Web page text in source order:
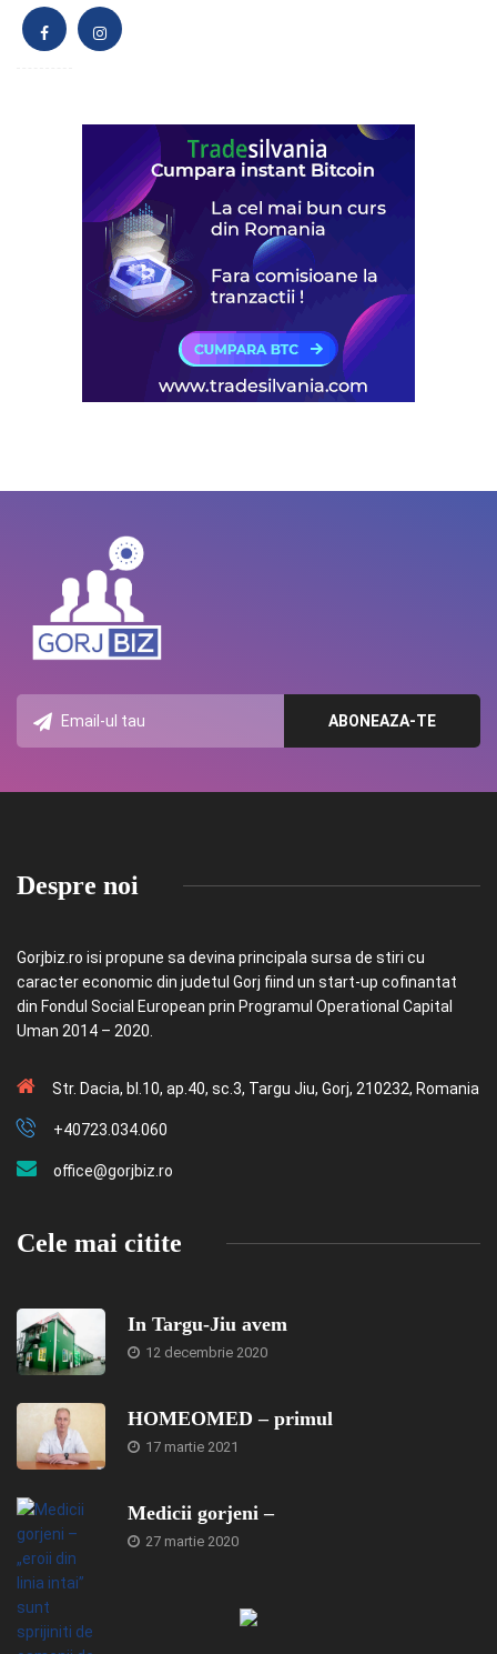
Despre noi
Gorjbiz.ro isi propune sa devina principala sursa de stiri cu
caracter economic din judetul Gorj fiind un start-up cofinantat
din Fondul Social European prin Programul Operational Capital
Uman 2014 – 2020.
Str. Dacia, bl.10, ap.40, sc.3, Targu Jiu, Gorj, 210232, Romania
+40723.034.060
office@gorjbiz.ro
Cele mai citite
In Targu-Jiu avem
12 decembrie 2020
HOMEOMED – primul
17 martie 2021
Medicii gorjeni –
27 martie 2020